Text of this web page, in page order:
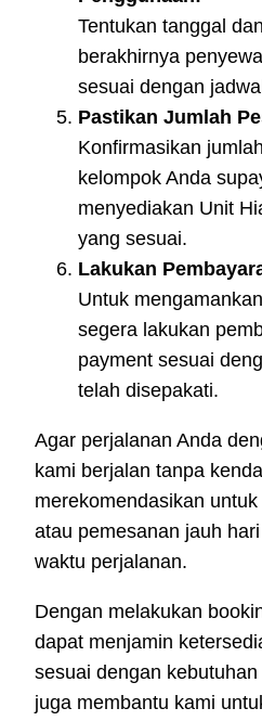
Tentukan tanggal
berakhirnya
sesuai dengan
Pastikan Jumlah
Konfirmasikan
kelompok Anda
menyediakan Unit
yang sesuai.
Lakukan
Untuk
segera lakukan
payment sesuai
telah disepakati.
Agar perjalanan Anda
kami berjalan tanpa
merekomendasikan
atau pemesanan jauh
waktu perjalanan.
Dengan melakukan
dapat menjamin
sesuai dengan
juga membantu kami